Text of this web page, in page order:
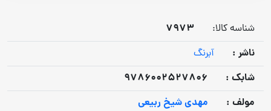
شناسه کالا:
7973
ناشر :
آبرنگ
شابک :
9786002527806
مولف :
مهدی شیخ ربیعی